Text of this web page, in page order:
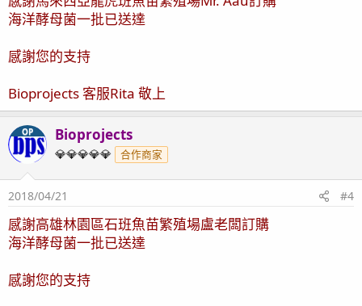
海洋酵母菌一批已送達
感謝您的支持
Bioprojects 客服Rita 敬上
OP Bioprojects
💎💎💎💎💎 合作商家
2018/04/21 #4
感謝高雄林園區石班魚苗繁殖場盧老闆訂購
海洋酵母菌一批已送達
感謝您的支持